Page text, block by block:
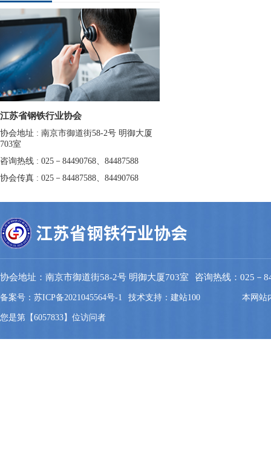
江苏省钢铁行业协会
协会地址 : 南京市御道街58-2号 明御大厦
703室
咨询热线 : 025－84490768、84487588
协会传真 : 025－84487588、84490768
协会地址：南京市御道街58-2号 明御大厦703室 咨询热线：025－
备案号：苏ICP备2021045564号-1 技术支持：建站100 本网站
您是第【6057833】位访问者